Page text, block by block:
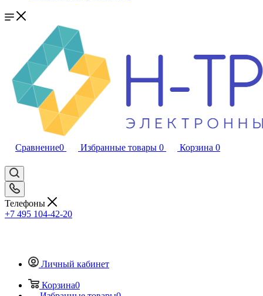
Сравнение0 Избранные товары 0 Корзина 0
Телефоны
+7 495 104-42-20
Личный кабинет
Корзина0